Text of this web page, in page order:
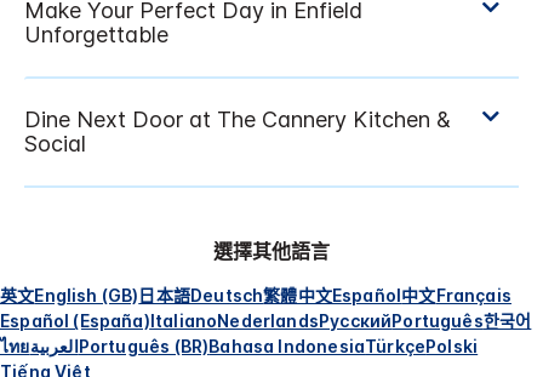
選擇其他語言
英文English (GB)日本語Deutsch繁體中文Español中文Français
Español (España)ItalianoNederlandsРусскийPortuguês한국어
ไทยالعربيةPortuguês (BR)Bahasa IndonesiaTürkçePolski
Tiếng Việt